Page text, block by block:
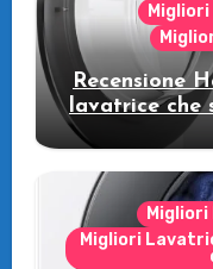
Recensione
lavatrice che
Migliori